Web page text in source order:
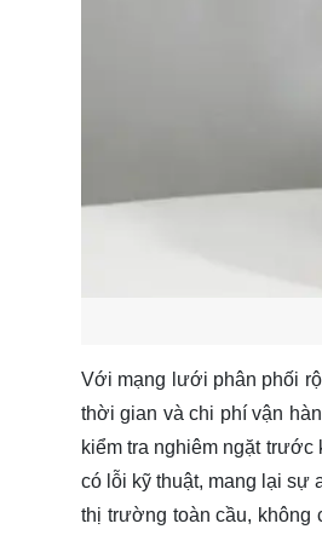
Với mạng lưới phân phối
thời gian và chi phí vận
kiểm tra nghiêm ngặt
có lỗi kỹ thuật, mang lại sự
thị trường toàn cầu, không